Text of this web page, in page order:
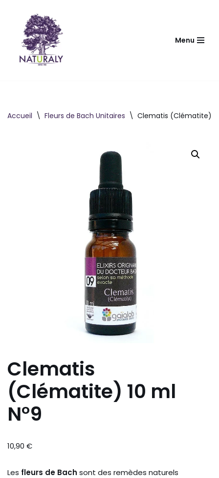
contenu
Menu
Accueil \ Fleurs de Bach Unitaires \ Clematis (Clématite)
Clematis
(Clématite) 10 ml
N°9
10,90 €
Les fleurs de Bach sont des remèdes naturels